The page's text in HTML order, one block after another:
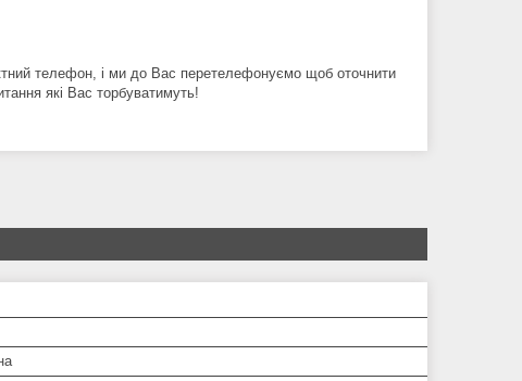
телефон, і ми до Вас перетелефонуємо щоб оточнити
які Вас торбуватимуть!